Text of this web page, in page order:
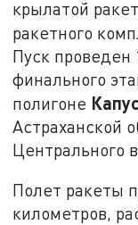
крылатой
ракетного
Пуск проведен
финального
полигоне
Астраханской
Центрального
Полет ракеты
километров,